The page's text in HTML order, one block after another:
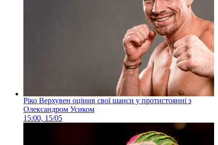
Ріко Верхувен оцінив свої шанси у протистоянні з
Олександром Усиком
15:00, 15/05